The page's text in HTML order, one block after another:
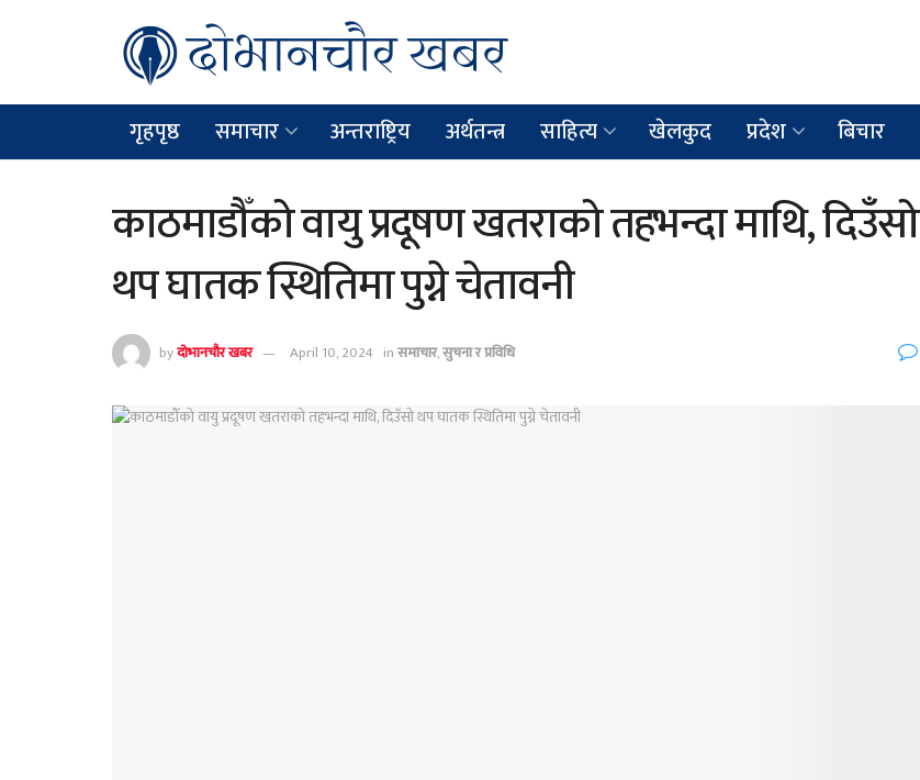
गृहपृष्ठ समाचार अन्तराष्ट्रिय अर्थतन्त्र साहित्य खेलकुद प्रदेश बिचार
काठमाडौँको वायु प्रदूषण खतराको तहभन्दा माथि, दिउँसो
थप घातक स्थितिमा पुग्ने चेतावनी
byदोभानचौर खबर April 10, 2024 inसमाचार,सुचना र प्रविधि